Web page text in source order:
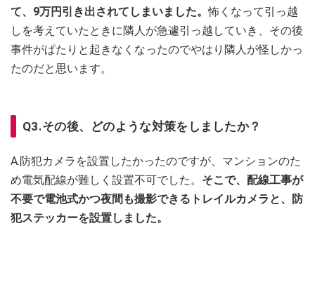
て、9万円引き出されてしまいました。怖くなって引っ越
しを考えていたときに隣人が急遽引っ越していき、その後
事件がぱたりと起きなくなったのでやはり隣人が怪しかっ
たのだと思います。
Q3.その後、どのような対策をしましたか？
A.防犯カメラを設置したかったのですが、マンションのた
め電気配線が難しく設置不可でした。 そこで、配線工事が
不要で電池式かつ夜間も撮影できるトレイルカメラと、防
犯ステッカーを設置しました。